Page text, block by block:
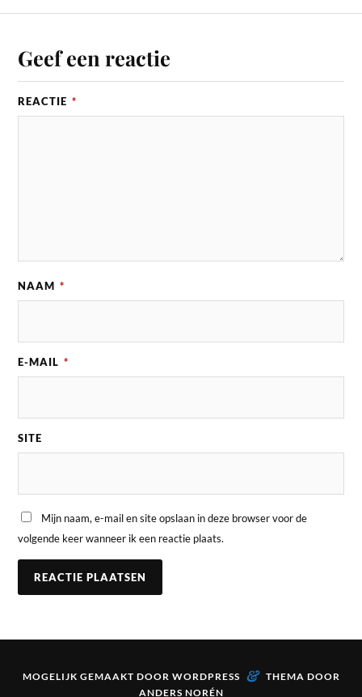
Geef een reactie
REACTIE *
NAAM *
E-MAIL *
SITE
Mijn naam, e-mail en site opslaan in deze browser voor de
volgende keer wanneer ik een reactie plaats.
MOGELIJK GEMAAKT DOOR WORDPRESS & THEMA DOOR
ANDERS NORÉN